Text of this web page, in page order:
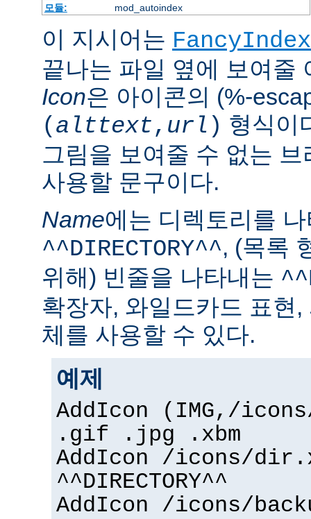
모듈:
mod_autoindex
이 지시어는
끝나는 파일 옆에 보여줄
Icon은 아이콘의 (%-
( alttext, url ) 형식이
그림을 보여줄 수 없는
사용할 문구이다.
Name에는 디렉토리를
^^DIRECTORY^^, (목록
위해) 빈줄을 나타내는
확장자, 와일드카드 표현
체를 사용할 수 있다.
예제
AddIcon (IMG,/
.gif .jpg .xbm
AddIcon /icons/
^^DIRECTORY^^
AddIcon /icons/